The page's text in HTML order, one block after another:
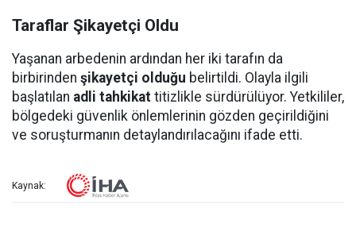
Taraflar Şikayetçi Oldu
Yaşanan arbedenin ardından her iki tarafın da
birbirinden şikayetçi olduğu belirtildi. Olayla ilgili
başlatılan adli tahkikat titizlikle sürdürülüyor. Yetkililer,
bölgedeki güvenlik önlemlerinin gözden geçirildiğini
ve soruşturmanın detaylandırılacağını ifade etti.
Kaynak: